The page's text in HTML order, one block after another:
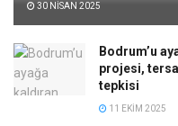
30 NISAN 2025
Bodrum’u
projesi,
tepkisi
11 EKIM 2025